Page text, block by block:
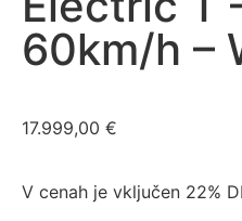
60km/h –
17.999,00 €
V cenah je vključen 22%